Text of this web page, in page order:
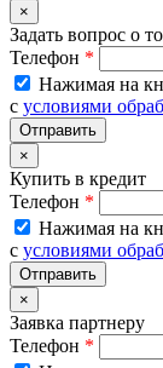
×
Задать вопрос о
Телефон *
Нажимая на
с условиями
×
Купить в кредит
Телефон *
Нажимая на
с условиями
×
Заявка партнеру
Телефон *